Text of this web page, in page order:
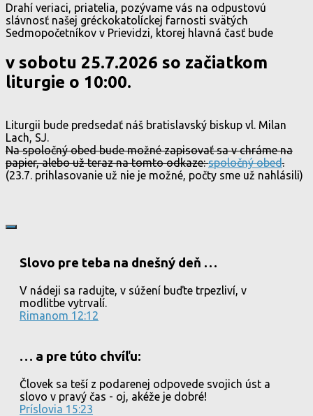
Drahí veriaci, priatelia, pozývame vás na odpustovú
slávnosť našej gréckokatolíckej farnosti svätých
Sedmopočetníkov v Prievidzi, ktorej hlavná časť bude
v sobotu 25.7.2026 so začiatkom
liturgie o 10:00.
Liturgii bude predsedať náš bratislavský biskup vl. Milan
Lach, SJ.
Na spoločný obed bude možné zapisovať sa v chráme na
papier, alebo už teraz na tomto odkaze:spoločný obed.
(23.7. prihlasovanie už nie je možné, počty sme už nahlásili)
Slovo pre teba na dnešný deň …
V nádeji sa radujte, v súžení buďte trpezliví, v
modlitbe vytrvalí.
Rimanom 12:12
… a pre túto chvíľu:
Človek sa teší z podarenej odpovede svojich úst a
slovo v pravý čas - oj, akéže je dobré!
Príslovia 15:23